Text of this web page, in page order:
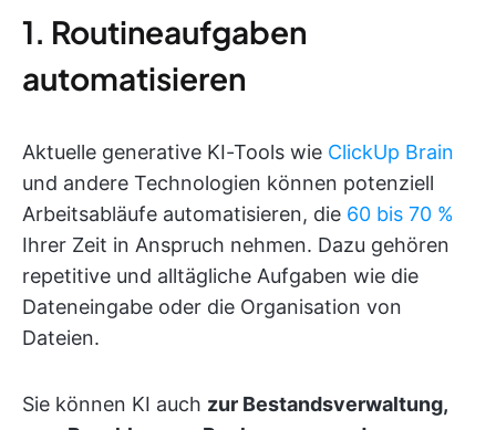
1. Routineaufgaben
automatisieren
Aktuelle generative KI-Tools wie ClickUp Brain
und andere Technologien können potenziell
Arbeitsabläufe automatisieren, die 60 bis 70 %
Ihrer Zeit in Anspruch nehmen. Dazu gehören
repetitive und alltägliche Aufgaben wie die
Dateneingabe oder die Organisation von
Dateien.
Sie können KI auch zur Bestandsverwaltung,